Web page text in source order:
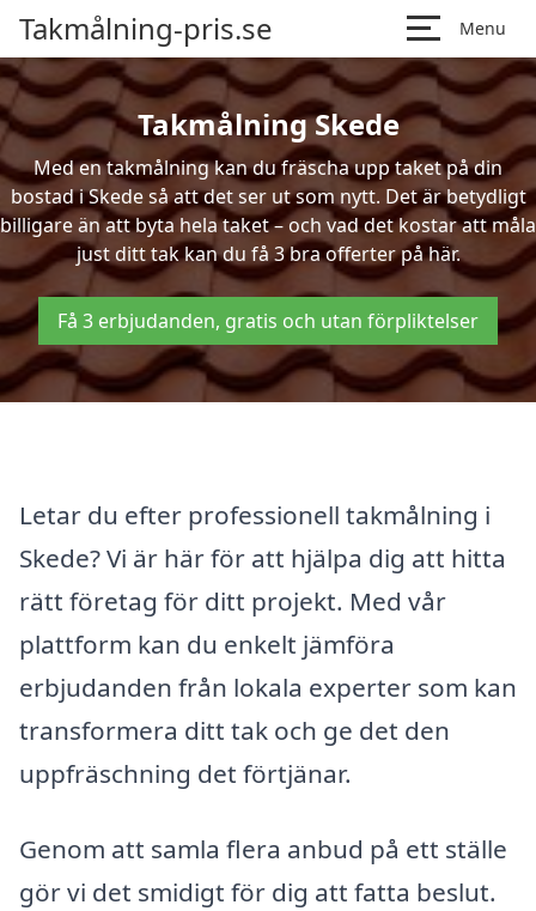
Takmålning-pris.se Menu
Takmålning Skede
Med en takmålning kan du fräscha upp taket på din
bostad i Skede så att det ser ut som nytt. Det är betydligt
billigare än att byta hela taket – och vad det kostar att måla
just ditt tak kan du få 3 bra offerter på här.
Få 3 erbjudanden, gratis och utan förpliktelser
Letar du efter professionell takmålning i
Skede? Vi är här för att hjälpa dig att hitta
rätt företag för ditt projekt. Med vår
plattform kan du enkelt jämföra
erbjudanden från lokala experter som kan
transformera ditt tak och ge det den
uppfräschning det förtjänar.
Genom att samla flera anbud på ett ställe
gör vi det smidigt för dig att fatta beslut.